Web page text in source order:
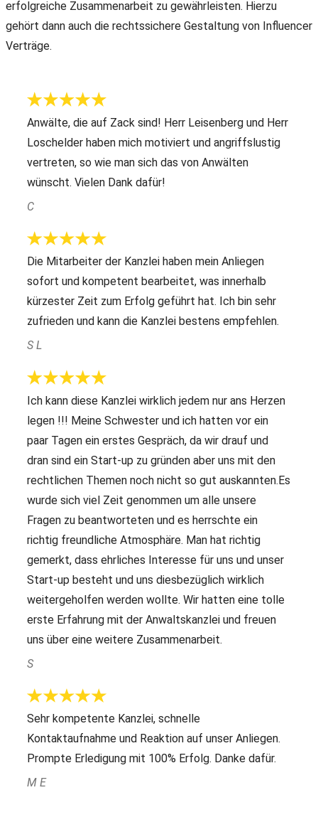
erfolgreiche Zusammenarbeit zu gewährleisten. Hierzu
gehört dann auch die rechtssichere Gestaltung von Influencer
Verträge.
Anwälte, die auf Zack sind! Herr Leisenberg und Herr
Loschelder haben mich motiviert und angriffslustig
vertreten, so wie man sich das von Anwälten
wünscht. Vielen Dank dafür!
C
Die Mitarbeiter der Kanzlei haben mein Anliegen
sofort und kompetent bearbeitet, was innerhalb
kürzester Zeit zum Erfolg geführt hat. Ich bin sehr
zufrieden und kann die Kanzlei bestens empfehlen.
S L
Ich kann diese Kanzlei wirklich jedem nur ans Herzen
legen !!! Meine Schwester und ich hatten vor ein
paar Tagen ein erstes Gespräch, da wir drauf und
dran sind ein Start-up zu gründen aber uns mit den
rechtlichen Themen noch nicht so gut auskannten.Es
wurde sich viel Zeit genommen um alle unsere
Fragen zu beantworteten und es herrschte ein
richtig freundliche Atmosphäre. Man hat richtig
gemerkt, dass ehrliches Interesse für uns und unser
Start-up besteht und uns diesbezüglich wirklich
weitergeholfen werden wollte. Wir hatten eine tolle
erste Erfahrung mit der Anwaltskanzlei und freuen
uns über eine weitere Zusammenarbeit.
S
Sehr kompetente Kanzlei, schnelle
Kontaktaufnahme und Reaktion auf unser Anliegen.
Prompte Erledigung mit 100% Erfolg. Danke dafür.
M E